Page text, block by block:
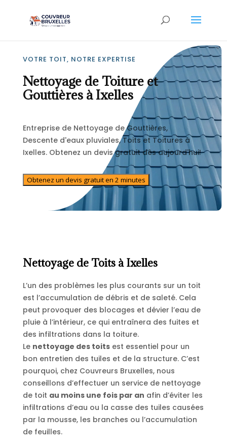
VOTRE TOIT, NOTRE EXPERTISE
Nettoyage de Toiture et
Gouttières à Ixelles
Entreprise de Nettoyage de Gouttières,
Descente d'eaux pluviales, Toits et Toitures à
Ixelles. Obtenez un devis gratuit dès aujourd'hui!
Obtenez un devis gratuit en 2 minutes
Nettoyage de Toits à Ixelles
L’un des problèmes les plus courants sur un toit
est l’accumulation de débris et de saleté. Cela
peut provoquer des blocages et dévier l’eau de
pluie à l’intérieur, ce qui entraînera des fuites et
des infiltrations dans la toiture.
Le nettoyage des toitsest essentiel pour un
bon entretien des tuiles et de la structure. C’est
pourquoi, chez Couvreurs Bruxelles, nous
conseillons d’effectuer un service de nettoyage
de toit au moins une fois par an afin d’éviter les
infiltrations d’eau ou la casse des tuiles causées
par la mousse, les branches ou l’accumulation
de feuilles.